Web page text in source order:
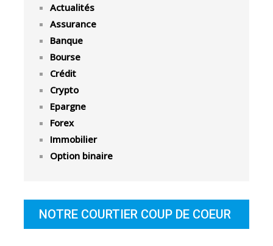
Actualités
Assurance
Banque
Bourse
Crédit
Crypto
Epargne
Forex
Immobilier
Option binaire
NOTRE COURTIER COUP DE COEUR